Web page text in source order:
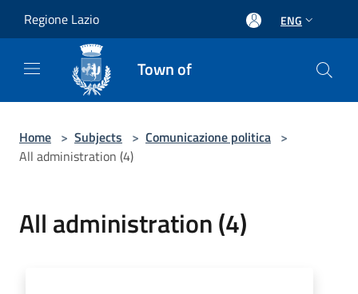
Regione Lazio ENG
Town of
Home > Subjects > Comunicazione politica >
All administration (4)
All administration (4)